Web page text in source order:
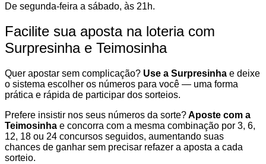
De segunda-feira a sábado, às 21h.
Facilite sua aposta na loteria com
Surpresinha e Teimosinha
Quer apostar sem complicação? Use a Surpresinha e deixe
o sistema escolher os números para você — uma forma
prática e rápida de participar dos sorteios.
Prefere insistir nos seus números da sorte?Aposte com a
Teimosinha e concorra com a mesma combinação por 3, 6,
12, 18 ou 24 concursos seguidos, aumentando suas
chances de ganhar sem precisar refazer a aposta a cada
sorteio.